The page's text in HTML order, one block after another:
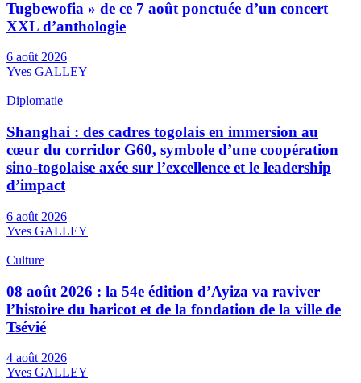
Tugbewofia » de ce 7 août ponctuée d’un concert
XXL d’anthologie
6 août 2026
Yves GALLEY
Diplomatie
Shanghai : des cadres togolais en immersion au
cœur du corridor G60, symbole d’une coopération
sino-togolaise axée sur l’excellence et le leadership
d’impact
6 août 2026
Yves GALLEY
Culture
08 août 2026 : la 54e édition d’Ayiza va raviver
l’histoire du haricot et de la fondation de la ville de
Tsévié
4 août 2026
Yves GALLEY